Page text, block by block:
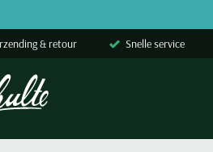
& retour Snelle service